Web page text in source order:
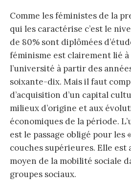
Comme les féministes de la
qui les caractérise c’est le
de 80% sont diplômées
féminisme est clairement lié
l’université à partir des
soixante-dix. Mais il faut
d’acquisition d’un capital
milieux d’origine et aux
économiques de la période.
est le passage obligé pour les
couches supérieures. Elle est
moyen de la mobilité sociale
groupes sociaux.